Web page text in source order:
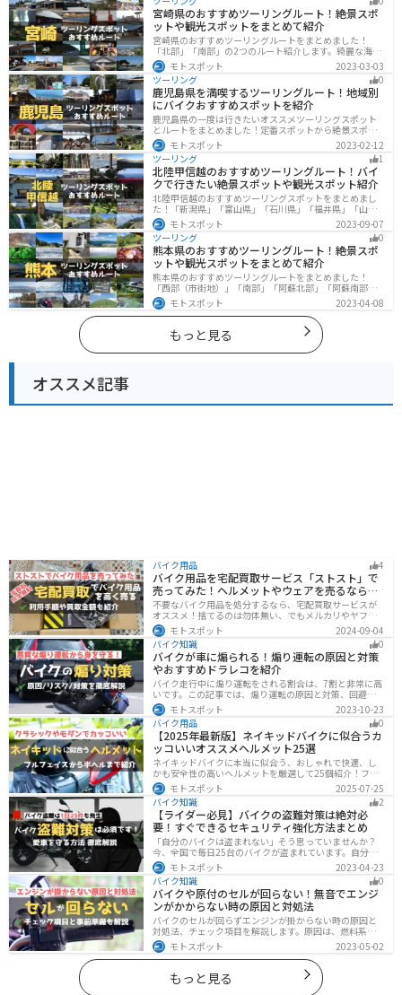
は参考にしてください。
宮崎県のおすすめツーリングルート！絶景スポ
ットや観光スポットをまとめて紹介
宮崎県のおすすめツーリングルートをまとめました！
「北部」「南部」の2つのルート紹介します。綺麗な海岸
線が特徴的な海・自然豊かな山・趣のある神社を満喫す
るツーリングができます。バイクで宮崎県にツーリング
に行く際は参考にしてください。
モトスポット
2023-03-03
ツーリング
0
鹿児島県を満喫するツーリングルート！地域別
にバイクおすすめスポットを紹介
鹿児島県の一度は行きたいオススメツーリングスポット
とルートをまとめました！定番スポットから絶景スポッ
ト、温泉、山、海、グルメなど様々なジャンルで楽しめ
ます。バイクで鹿児島ツーリングに行こうと思っている
人は、参考にしてください。
モトスポット
2023-02-12
ツーリング
1
北陸甲信越のおすすめツーリングルート！バイ
クで行きたい絶景スポットや観光スポット紹介
北陸甲信越のおすすめツーリングスポットをまとめまし
た！「新潟県」「富山県」「石川県」「福井県」「山梨
県」「長野県」の各県の観光地紹介します。自然豊かな
山々や湖、温泉地が点在し、四季折々の景色を楽しめる
スポットが多数あります。バイクで北陸甲信越にツーリ
ングに行く際は参考にしてください。
モトスポット
2023-09-07
ツーリング
0
熊本県のおすすめツーリングルート！絶景スポ
ットや観光スポットをまとめて紹介
熊本県のおすすめツーリングルートをまとめました！
「西部（市街地）」「南部」「阿蘇北部」「阿蘇南部」
の4つのルート紹介します。阿蘇山や天草諸島をはじめと
した豊かな自然や、熊本城や水前寺成趣園など歴史ある
観光スポットが多数あり、様々な楽しみ方ができます。
バイクで熊本県にツーリングに行く際は参考にしてくだ
さい。
モトスポット 2023-04-08
もっと見る
オススメ記事
バイク用品 4
バイク用品を宅配買取サービス「ストスト」で
売ってみた！ヘルメットやウェアを売るならオ
ススメ
不要なバイク用品を処分するなら、宅配買取サービスが
オススメ！捨てるのは勿体無い、でもメルカリやヤフオ
クに出すのは面倒だし手数料がかかる...STST（ストス
ト）なら手数料や送料など完全無料で、自宅から送るだ
けでOKなので超簡単に売れます！ストストを実際に使っ
てみたので、流れや買取金額などを紹介します。
モトスポット
2024-09-04
バイク知識
0
バイクが車に煽られる！煽り運転の原因と対策
やおすすめドラレコを紹介
バイク走行中に煽り運転をされる割合は、7割と非常に高
いです。この記事では、煽り運転の原因と対策、回避方
法について解説します。抑止力の高いオススメのドライ
ブレコーダーも紹介しますので、煽り運転対策をしたい
人はぜひ参考にしてください。
モトスポット
2023-10-23
バイク用品
0
【2025年最新版】ネイキッドバイクに似合うカ
ッコいいオススメヘルメット25選
ネイキッドバイクに本当に似合う、おしゃれで快適、し
かも安全性の高いヘルメットを厳選して25個紹介！フル
フェイス・ジェット・システムなどタイプ別に特徴や選
び方も徹底解説。街乗りやツーリング、初心者からベテ
ランまで満足できるモデルを集めました。
モトスポット
2025-07-25
バイク知識
2
【ライダー必見】バイクの盗難対策は絶対必
要！すぐできるセキュリティ強化方法まとめ
「自分のバイクは盗まれない」そう思っていませんか？
今、全国で毎日25台のバイクが盗まれています。自分の
バイクは大丈夫という保証はどこにもありません。バイ
クの盗難対策の方法を理解して、自分のバイクは自分で
守りましょう。
モトスポット
2023-04-23
バイク知識
0
バイクや原付のセルが回らない！無音でエンジ
ンがかからない時の原因と対処法
バイクのセルが回らずエンジンが掛からない時の原因と
対処法、チェック項目を解説します。原因は、燃料系・
電装系・その他に分かれますが、バッテリー上がりが原
因であることが多いです。その場合、押しがけやバッテ
リー復旧サービスなどを活用しましょう。事前にできる
対処準備についても解説します。
モトスポット 2023-05-02
もっと見る